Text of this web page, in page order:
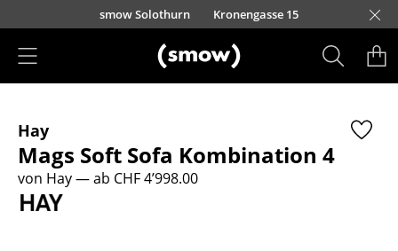
Direkt zum Inhaltsmow Solothurn Kronengasse 15
Sitzmöbel
Esszimmerstühle
Sofas
Hay
Mags Soft Sofa Kombination 4
von Hay— ab CHF 4’998.00